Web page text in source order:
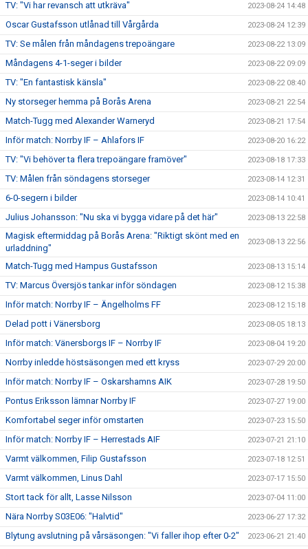
TV: "Vi har revansch att utkräva" 2023-08-24 14:48
Oscar Gustafsson utlånad till Vårgårda 2023-08-24 12:39
TV: Se målen från måndagens trepoängare 2023-08-22 13:09
Måndagens 4-1-seger i bilder 2023-08-22 09:09
TV: "En fantastisk känsla" 2023-08-22 08:40
Ny storseger hemma på Borås Arena 2023-08-21 22:54
Match-Tugg med Alexander Warneryd 2023-08-21 17:54
Inför match: Norrby IF – Ahlafors IF 2023-08-20 16:22
TV: "Vi behöver ta flera trepoängare framöver" 2023-08-18 17:33
TV: Målen från söndagens storseger 2023-08-14 12:31
6-0-segern i bilder 2023-08-14 10:41
Julius Johansson: "Nu ska vi bygga vidare på det här" 2023-08-13 22:58
Magisk eftermiddag på Borås Arena: "Riktigt skönt med en
urladdning"
2023-08-13 22:56
Match-Tugg med Hampus Gustafsson 2023-08-13 15:14
TV: Marcus Översjös tankar inför söndagen 2023-08-12 15:38
Inför match: Norrby IF – Ängelholms FF 2023-08-12 15:18
Delad pott i Vänersborg 2023-08-05 18:13
Inför match: Vänersborgs IF – Norrby IF 2023-08-04 19:20
Norrby inledde höstsäsongen med ett kryss 2023-07-29 20:00
Inför match: Norrby IF – Oskarshamns AIK 2023-07-28 19:50
Pontus Eriksson lämnar Norrby IF 2023-07-27 19:00
Komfortabel seger inför omstarten 2023-07-23 15:50
Inför match: Norrby IF – Herrestads AIF 2023-07-21 21:10
Varmt välkommen, Filip Gustafsson 2023-07-18 12:51
Varmt välkommen, Linus Dahl 2023-07-17 15:50
Stort tack för allt, Lasse Nilsson 2023-07-04 11:00
Nära Norrby S03E06: "Halvtid" 2023-06-27 17:32
Blytung avslutning på vårsäsongen: "Vi faller ihop efter 0-2" 2023-06-21 21:40